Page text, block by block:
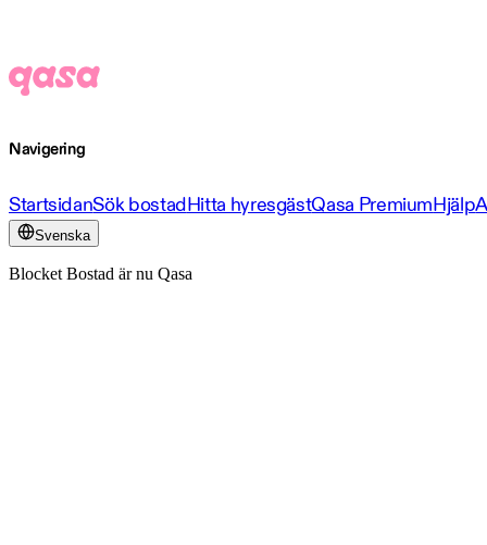
Navigering
StartsidanSök bostadHitta hyresgästQasa PremiumHjälp
Svenska
Blocket Bostad är nu Qasa